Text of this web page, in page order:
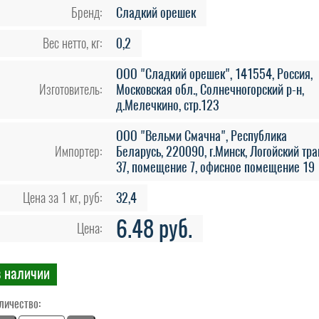
Бренд:
Сладкий орешек
Вес нетто, кг:
0,2
Изготовитель:
ООО "Сладкий орешек", 141554, Россия,
Московская обл., Солнечногорский р-н,
д.Мелечкино, стр.123
Импортер:
ООО "Вельми Смачна", Республика
Беларусь, 220090, г.Минск, Логойский
37, помещение 7, офисное помещение 19
Цена за 1 кг, руб:
32,4
Цена:
6.48 руб.
наличии